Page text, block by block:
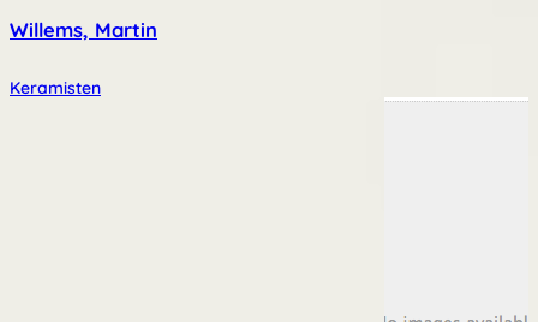
Willems, Martin
Keramisten